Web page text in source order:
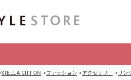
STELLA CIFFON ファッション アクセサリー リン